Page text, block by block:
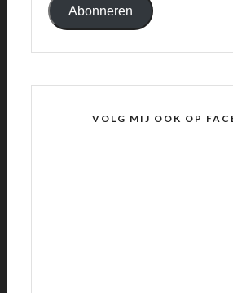
Abonneren
VOLG MIJ OOK OP